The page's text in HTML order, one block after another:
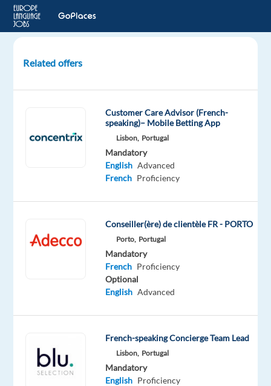
Clientèle
PARIS
Proficiency
French
anymore.
Check
out
Related offers
Customer Care Advisor (French-
speaking)– Mobile Betting App
Lisbon, Portugal
Mandatory
English Advanced
French Proficiency
Conseiller(ère) de clientèle FR - PORTO
Porto, Portugal
Mandatory
French Proficiency
Optional
English Advanced
French-speaking Concierge Team Lead
Lisbon, Portugal
Mandatory
English Proficiency